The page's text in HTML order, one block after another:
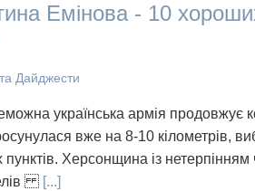
Емінова - 10
Дайджести
українська армія продовжує
вже на 8-10 кілометрів,
пунктів. Херсонщина із нетерпінням
[...]